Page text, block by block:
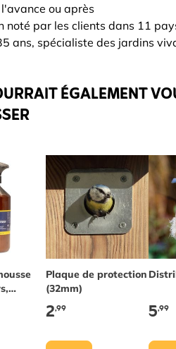
ou après
noté par les clients dans 11
ans, spécialiste des jardins
ÉGALEMENT
Plaque de protection
(32mm)
2,99 5,99